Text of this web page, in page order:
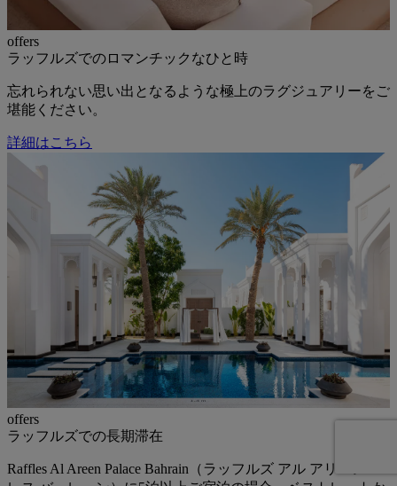
offers
ラッフルズでのロマンチックなひと時
忘れられない思い出となるような極上のラグジュアリーをご
堪能ください。
詳細はこちら
offers
ラッフルズでの長期滞在
Raffles Al Areen Palace Bahrain（ラッフルズ アル アリーン パ